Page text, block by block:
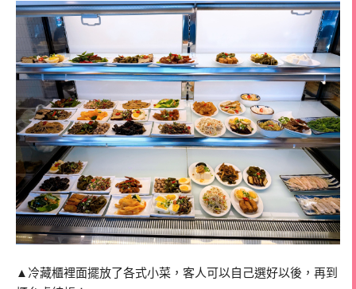
▲冷藏櫃裡面擺放了各式小菜，客人可以自己選好以後，再到